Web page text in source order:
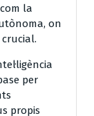
la
on
per
propis